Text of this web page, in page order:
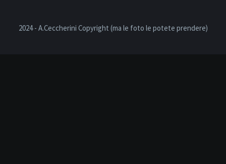
2024 - A.Ceccherini Copyright (ma le foto le potete prendere)